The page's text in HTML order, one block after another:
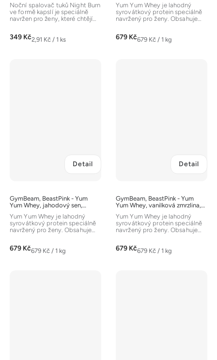
349 KčMěrná
2,91 Kč / 1 ks
Noční spalovač tuků Night Burn
ve formě kapslí je speciálně
navržen pro ženy, které chtějí
679 KčMěrná
679 Kč / 1 kg
Yum Yum Whey je lahodný
syrovátkový protein speciálně
navržený pro ženy. Obsahuje
GymBeam, BeastPink - Yum
Yum Whey, jahodový sen,
679 KčMěrná
679 Kč / 1 kg
Detail
Yum Yum Whey je lahodný
syrovátkový protein speciálně
navržený pro ženy. Obsahuje
GymBeam, BeastPink - Yum
Yum Whey, vanilková zmrzlina,
679 KčMěrná
679 Kč / 1 kg
Detail
Yum Yum Whey je lahodný
syrovátkový protein speciálně
navržený pro ženy. Obsahuje